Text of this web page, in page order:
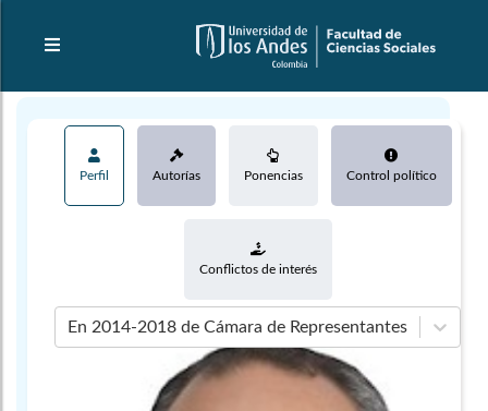
Perfil Autorías Ponencias Control político
Conflictos de interés
En 2014-2018 de Cámara de Representantes